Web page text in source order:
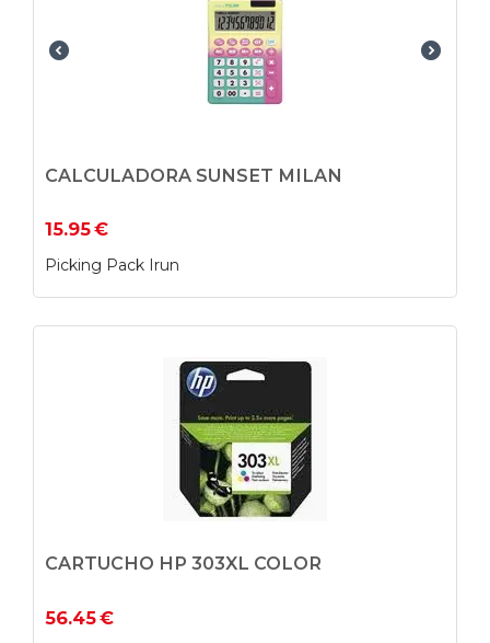
CALCULADORA SUNSET MILAN
15.95€
Picking Pack Irun
CARTUCHO HP 303XL COLOR
56.45€